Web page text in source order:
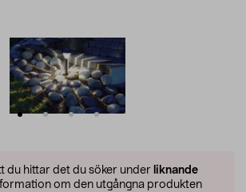
du hittar det du söker under liknande
om den utgångna produkten